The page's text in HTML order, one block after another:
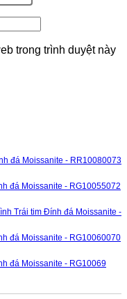
trong trình duyệt này
đá Moissanite - RR10080073
đá Moissanite - RG10055072
Trái tim Đính đá Moissanite -
đá Moissanite - RG10060070
đá Moissanite - RG10069